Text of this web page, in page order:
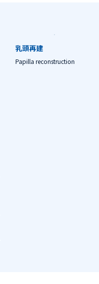
乳頭再建
Papilla reconstruction